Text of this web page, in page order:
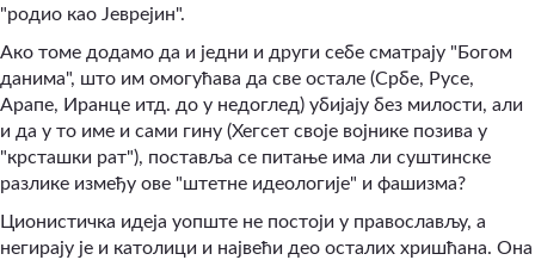
"родио као Јеврејин".
Ако томе додамо да и једни и други себе сматрају "Богом
данима", што им омогућава да све остале (Србе, Русе,
Арапе, Иранце итд. до у недоглед) убијају без милости, али
и да у то име и сами гину (Хегсет своје војнике позива у
"крсташки рат"), поставља се питање има ли суштинске
разлике између ове "штетне идеологије" и фашизма?
Ционистичка идеја уопште не постоји у православљу, а
негирају је и католици и највећи део осталих хришћана. Она